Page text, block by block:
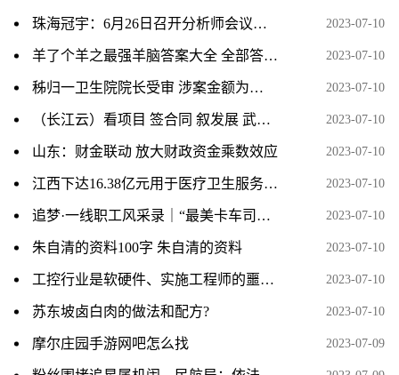
珠海冠宇：6月26日召开分析师会议，银华基金参与 2023-07-10
羊了个羊之最强羊脑答案大全 全部答题题库答案汇总[多图] 2023-07-10
秭归一卫生院院长受审 涉案金额为… 2023-07-10
（长江云）看项目 签合同 叙发展 武汉市咸安商会回乡考察 2023-07-10
山东：财金联动 放大财政资金乘数效应 2023-07-10
江西下达16.38亿元用于医疗卫生服务体系建设 2023-07-10
追梦·一线职工风采录｜“最美卡车司机”的暖心事 2023-07-10
朱自清的资料100字 朱自清的资料 2023-07-10
工控行业是软硬件、实施工程师的噩梦？了解后您就知道为什么了！ 2023-07-10
苏东坡卤白肉的做法和配方? 2023-07-10
摩尔庄园手游网吧怎么找 2023-07-09